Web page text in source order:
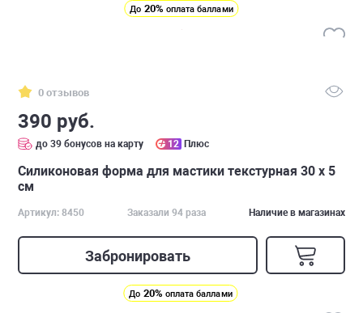
До 20% оплата баллами
0 отзывов
390 руб.
до 39 бонусов на карту 12 Плюс
Силиконовая форма для мастики текстурная 30 х 5
см
Артикул: 8450 Заказали 94 раза Наличие в магазинах
Забронировать
До 20% оплата баллами